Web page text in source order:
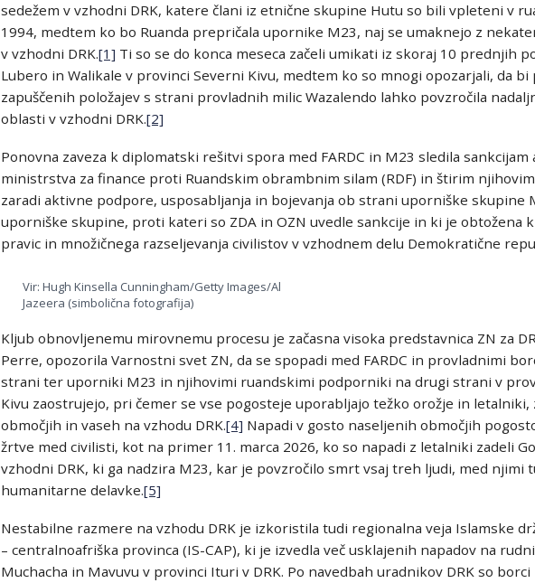
sedežem v vzhodni DRK, katere člani iz etnične skupine Hutu so bili vpleteni v
1994, medtem ko bo Ruanda prepričala upornike M23, naj se umaknejo z
v vzhodni DRK.[1] Ti so se do konca meseca začeli umikati iz skoraj 10 prednjih
Lubero in Walikale v provinci Severni Kivu, medtem ko so mnogi opozarjali, da bi
zapuščenih položajev s strani provladnih milic Wazalendo lahko povzročila
oblasti v vzhodni DRK.[2]
Ponovna zaveza k diplomatski rešitvi spora med FARDC in M23 sledila sankcijam
ministrstva za finance proti Ruandskim obrambnim silam (RDF) in štirim
zaradi aktivne podpore, usposabljanja in bojevanja ob strani uporniške skupine
uporniške skupine, proti kateri so ZDA in OZN uvedle sankcije in ki je obtožena
pravic in množičnega razseljevanja civilistov v vzhodnem delu Demokratične
Vir: Hugh Kinsella Cunningham/Getty Images/Al
Jazeera (simbolična fotografija)
Kljub obnovljenemu mirovnemu procesu je začasna visoka predstavnica ZN za
Perre, opozorila Varnostni svet ZN, da se spopadi med FARDC in provladnimi
strani ter uporniki M23 in njihovimi ruandskimi podporniki na drugi strani v
Kivu zaostrujejo, pri čemer se vse pogosteje uporabljajo težko orožje in
območjih in vaseh na vzhodu DRK.[4] Napadi v gosto naseljenih območjih
žrtve med civilisti, kot na primer 11. marca 2026, ko so napadi z letalniki zadeli
vzhodni DRK, ki ga nadzira M23, kar je povzročilo smrt vsaj treh ljudi, med njimi
humanitarne delavke.[5]
Nestabilne razmere na vzhodu DRK je izkoristila tudi regionalna veja Islamske
– centralnoafriška provinca (IS-CAP), ki je izvedla več usklajenih napadov na
Muchacha in Mavuvu v provinci Ituri v DRK. Po navedbah uradnikov DRK so borci